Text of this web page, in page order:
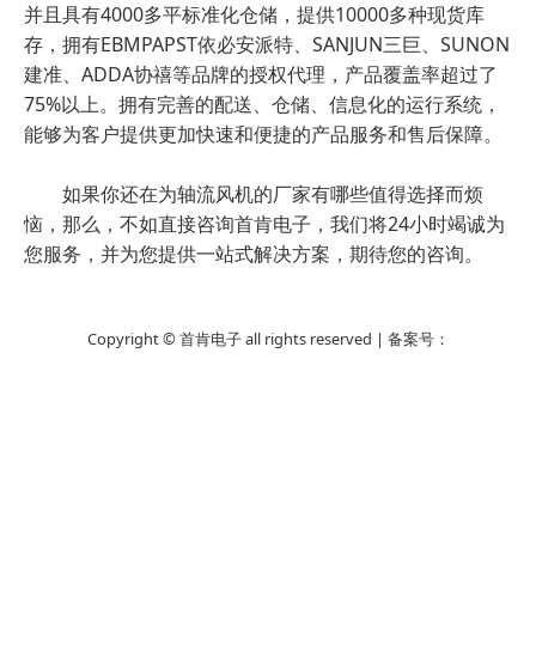
并且具有4000多平标准化仓储，提供10000多种现货库
存，拥有EBMPAPST依必安派特、SANJUN三巨、SUNON
建准、ADDA协禧等品牌的授权代理，产品覆盖率超过了
75%以上。拥有完善的配送、仓储、信息化的运行系统，
能够为客户提供更加快速和便捷的产品服务和售后保障。
如果你还在为轴流风机的厂家有哪些值得选择而烦
恼，那么，不如直接咨询首肯电子，我们将24小时竭诚为
您服务，并为您提供一站式解决方案，期待您的咨询。
Copyright © 首肯电子 all rights reserved | 备案号：